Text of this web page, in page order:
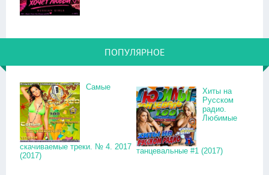
ПОПУЛЯРНОЕ
Самые
скачиваемые треки. № 4. 2017
(2017)
Хиты на
Русском
радио.
Любимые
танцевальные #1 (2017)